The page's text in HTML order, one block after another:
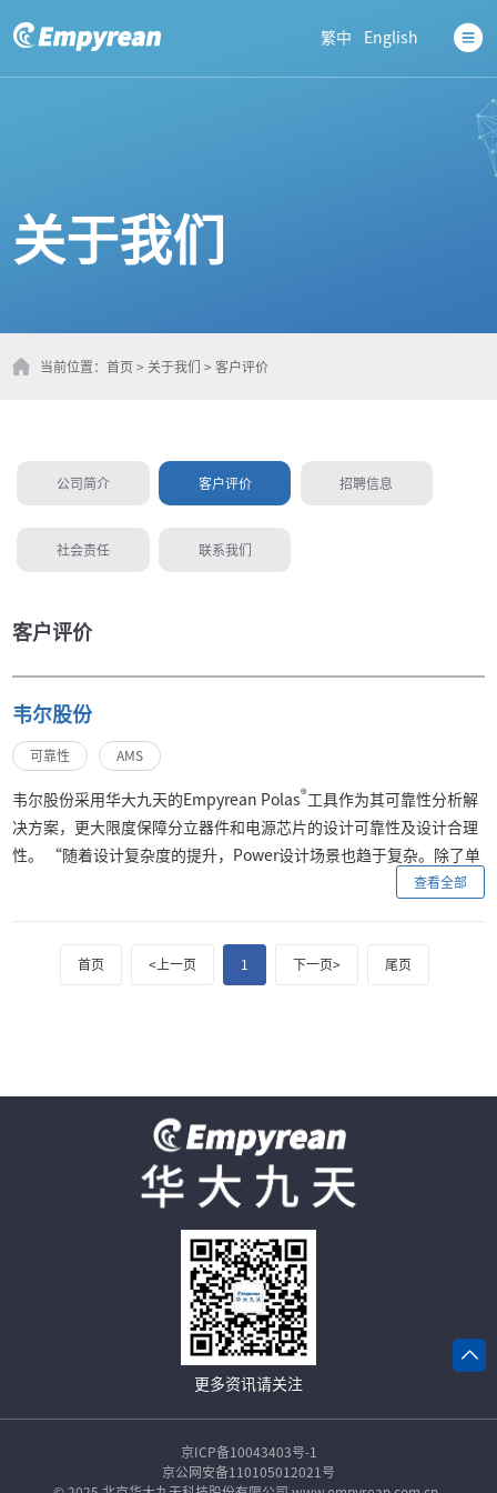
English
繁中
关于我们
当前位置：首页 > 关于我们 >客户评价
公司简介 客户评价 招聘信息
社会责任 联系我们
客户评价
韦尔股份
可靠性 AMS
韦尔股份采用华大九天的Empyrean Polas®工具作为其可靠性分析解
决方案，更大限度保障分立器件和电源芯片的设计可靠性及设计合理
性。 “随着设计复杂度的提升，Power设计场景也趋于复杂。除了单
管，不同类型的多管串联也成为设计的一部分，华大九天的Polas工
net分层次的EM/IR-drop展示,能很好地帮助我们发掘连线问题、PAD
查看全部
首页 <上一页 1 下一页> 尾页
更多资讯请关注
京ICP备10043403号-1
京公网安备110105012021号